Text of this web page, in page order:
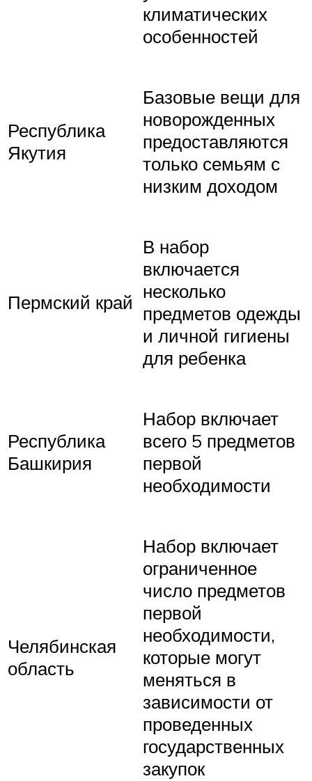
климатических
особенностей
Республика
Якутия
Базовые вещи для
новорожденных
предоставляются
только семьям с
низким доходом
Пермский край
В набор
включается
несколько
предметов одежды
и личной гигиены
для ребенка
Республика
Башкирия
Набор включает
всего 5 предметов
первой
необходимости
Челябинская
область
Набор включает
ограниченное
число предметов
первой
необходимости,
которые могут
меняться в
зависимости от
проведенных
государственных
закупок